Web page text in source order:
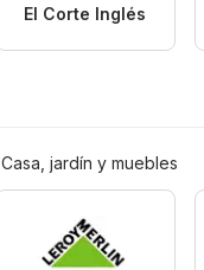
El Corte Inglés
Casa, jardín y muebles